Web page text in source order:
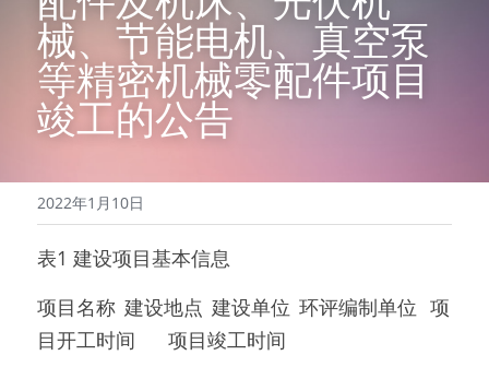
械、节能电机、真空泵
等精密机械零配件项目
竣工的公告
2022年1月10日
表1 建设项目基本信息
项目名称	建设地点	建设单位	环评编制单位	项
目开工时间	项目竣工时间